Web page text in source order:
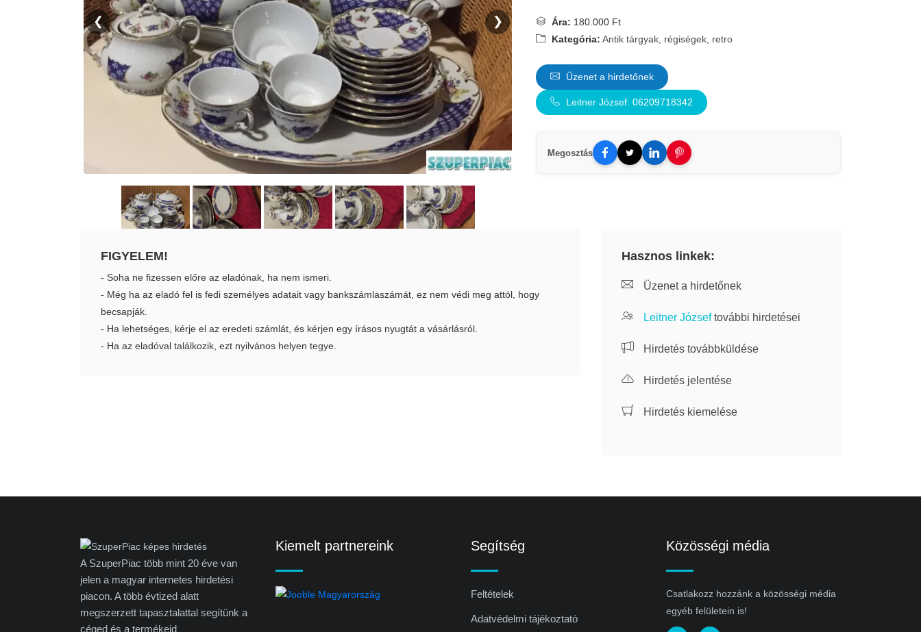
❮ ❯ Ára: 180.000 Ft
Kategória: Antik tárgyak, régiségek, retro
Üzenet a hirdetőnek
Leitner József: 06209718342
Megosztás
FIGYELEM!
- Soha ne fizessen előre az eladónak, ha nem ismeri.
- Még ha az eladó fel is fedi személyes adatait vagy bankszámlaszámát, ez nem védi meg attól, hogy
becsapják.
- Ha lehetséges, kérje el az eredeti számlát, és kérjen egy írásos nyugtát a vásárlásról.
- Ha az eladóval találkozik, ezt nyilvános helyen tegye.
Hasznos linkek:
Üzenet a hirdetőnek
Leitner Józseftovábbi hirdetései
Hirdetés továbbküldése
Hirdetés jelentése
Hirdetés kiemelése
A SzuperPiac több mint 20 éve van
jelen a magyar internetes hirdetési
piacon. A több évtized alatt
megszerzett tapasztalattal segítünk a
céged és a termékeid
Kiemelt partnereink Segítség
Feltételek
Adatvédelmi tájékoztató
Közösségi média
Csatlakozz hozzánk a közösségi média
egyéb felületein is!